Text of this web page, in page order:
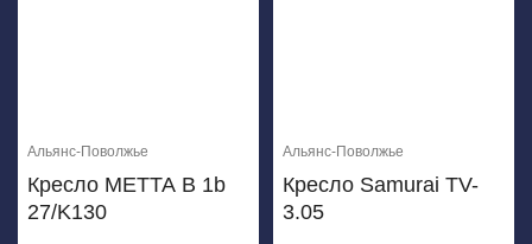
Альянс-Поволжье
Кресло МЕТТА B 1b
27/K130
Альянс-Поволжье
Кресло Samurai TV-
3.05